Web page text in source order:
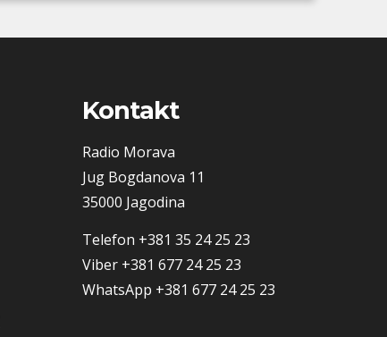
Kontakt
Radio Morava
Jug Bogdanova 11
35000 Jagodina
Telefon +381 35 24 25 23
Viber +381 677 24 25 23
WhatsApp +381 677 24 25 23